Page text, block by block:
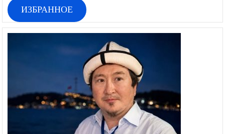
ИЗБРАННОЕ